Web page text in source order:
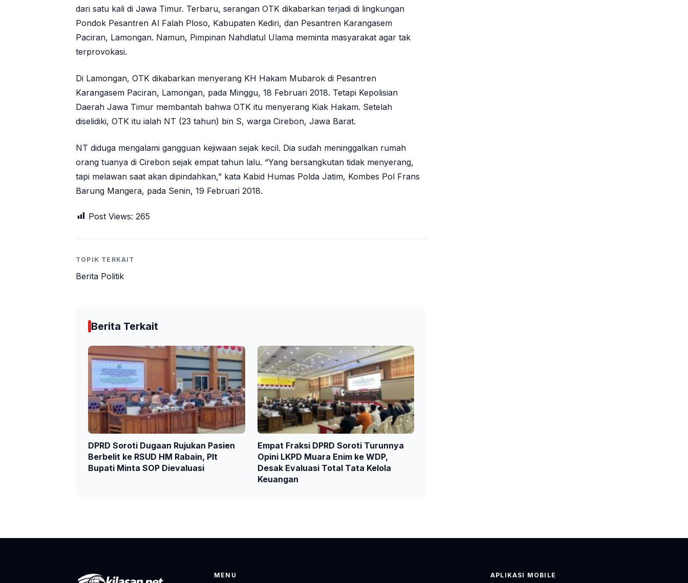
dari satu kali di Jawa Timur. Terbaru, serangan OTK dikabarkan terjadi di lingkungan
Pondok Pesantren Al Falah Ploso, Kabupaten Kediri, dan Pesantren Karangasem
Paciran, Lamongan. Namun, Pimpinan Nahdlatul Ulama meminta masyarakat agar tak
terprovokasi.
Di Lamongan, OTK dikabarkan menyerang KH Hakam Mubarok di Pesantren
Karangasem Paciran, Lamongan, pada Minggu, 18 Februari 2018. Tetapi Kepolisian
Daerah Jawa Timur membantah bahwa OTK itu menyerang Kiak Hakam. Setelah
diselidiki, OTK itu ialah NT (23 tahun) bin S, warga Cirebon, Jawa Barat.
NT diduga mengalami gangguan kejiwaan sejak kecil. Dia sudah meninggalkan rumah
orang tuanya di Cirebon sejak empat tahun lalu. “Yang bersangkutan tidak menyerang,
tapi melawan saat akan dipindahkan,” kata Kabid Humas Polda Jatim, Kombes Pol Frans
Barung Mangera, pada Senin, 19 Februari 2018.
Post Views: 265
TOPIK TERKAIT
Berita Politik
Berita Terkait
DPRD Soroti Dugaan Rujukan Pasien
Berbelit ke RSUD HM Rabain, Plt
Bupati Minta SOP Dievaluasi
Empat Fraksi DPRD Soroti Turunnya
Opini LKPD Muara Enim ke WDP,
Desak Evaluasi Total Tata Kelola
Keuangan
MENU APLIKASI MOBILE